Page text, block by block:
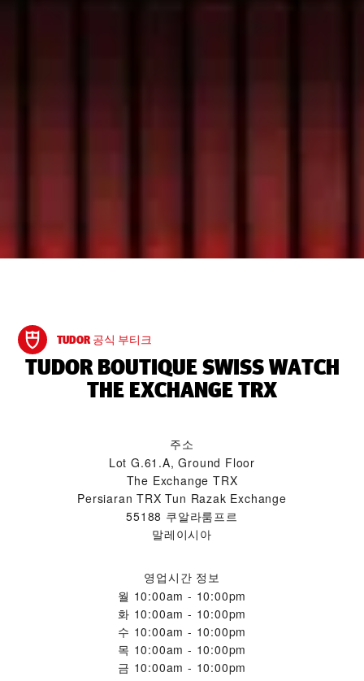
TUDOR 공식 부티크
‭TUDOR BOUTIQUE SWISS WATCH
THE EXCHANGE TRX‬
주소
Lot G.61.A, Ground Floor
The Exchange TRX
Persiaran TRX Tun Razak Exchange
55188 쿠알라룸프르
말레이시아
영업시간 정보
월 10:00am - 10:00pm
화 10:00am - 10:00pm
수 10:00am - 10:00pm
목 10:00am - 10:00pm
금 10:00am - 10:00pm